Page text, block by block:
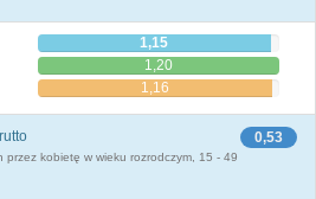
1,15
1,20
1,16
0,53
przez kobietę w wieku rozrodczym, 15 - 49